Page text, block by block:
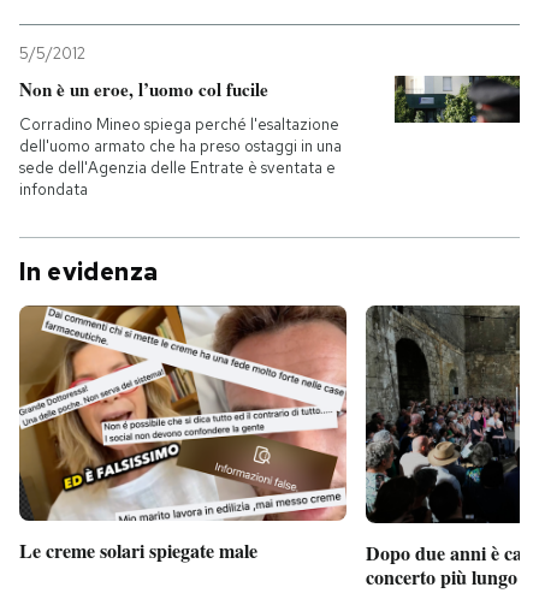
5/5/2012
Non è un eroe, l’uomo col fucile
Corradino Mineo spiega perché l'esaltazione
dell'uomo armato che ha preso ostaggi in una
sede dell'Agenzia delle Entrate è sventata e
infondata
In evidenza
Le creme solari spiegate male
Dopo due anni è
concerto più lungo